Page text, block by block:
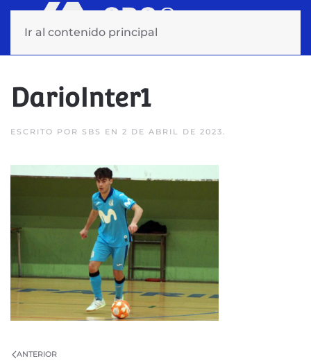
Ir al contenido principal
DarioInter1
ESCRITO POR SBS EN 2 DE ABRIL DE 2023.
ANTERIOR